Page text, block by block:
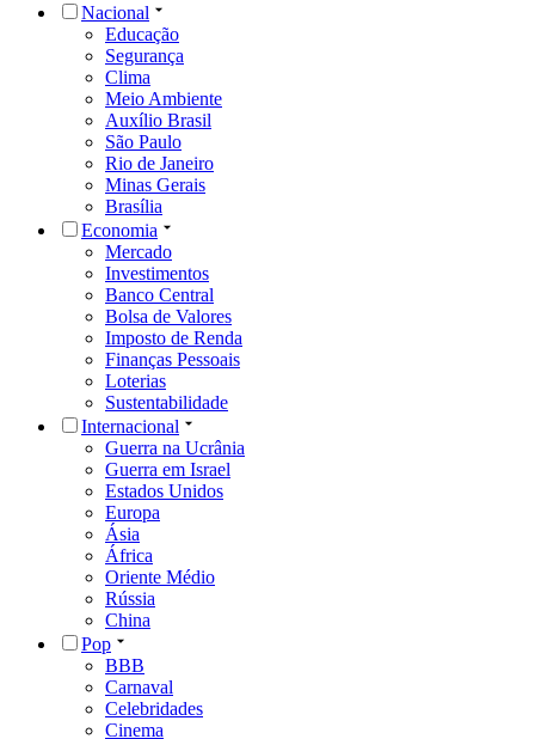
Nacional
Educação
Segurança
Clima
Meio Ambiente
Auxílio Brasil
São Paulo
Rio de Janeiro
Minas Gerais
Brasília
Economia
Mercado
Investimentos
Banco Central
Bolsa de Valores
Imposto de Renda
Finanças Pessoais
Loterias
Sustentabilidade
Internacional
Guerra na Ucrânia
Guerra em Israel
Estados Unidos
Europa
Ásia
África
Oriente Médio
Rússia
China
Pop
BBB
Carnaval
Celebridades
Cinema